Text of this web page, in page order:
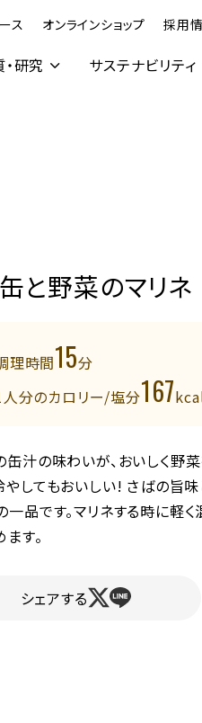
ス オンラインショップ 採用
研究 サステナビリティ
と野菜のマリネ
理時間15分
人分のカロリー/塩分167
缶汁の味わいが、おいしく野
やしてもおいしい! さばの旨
品です。マリネする時に軽
す。
シェアする